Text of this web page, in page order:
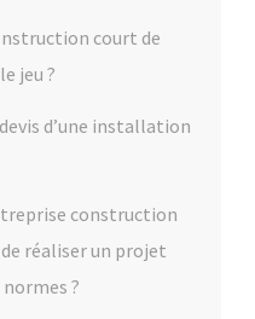
court de
jeu ?
d’une installation
construction
réaliser un projet
?